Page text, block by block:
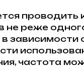
проводить
не реже
зависимости
частота